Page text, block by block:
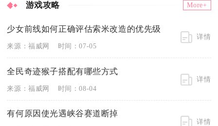
游戏攻略 More+
少女前线如何正确评估索米改造的优先级
来源：福威网 时间：07-05
详情
全民奇迹猴子搭配有哪些方式
来源：福威网 时间：08-04
详情
有何原因使光遇峡谷赛道断掉
详情